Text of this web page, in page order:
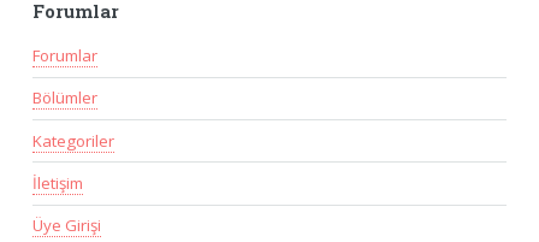
Forumlar
Forumlar
Bölümler
Kategoriler
İletişim
Üye Girişi